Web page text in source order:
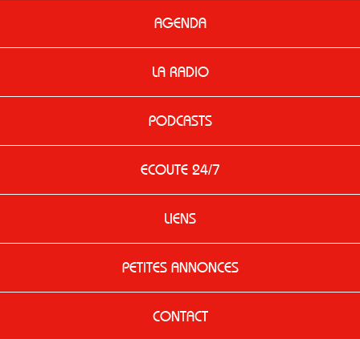
AGENDA
LA RADIO
PODCASTS
ECOUTE 24/7
LIENS
PETITES ANNONCES
CONTACT